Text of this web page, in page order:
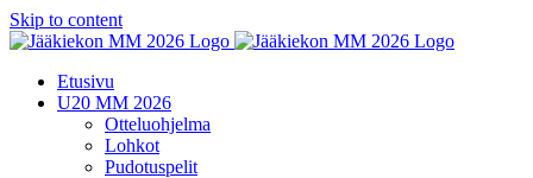
Skip to content
Etusivu
U20 MM 2026
Otteluohjelma
Lohkot
Pudotuspelit